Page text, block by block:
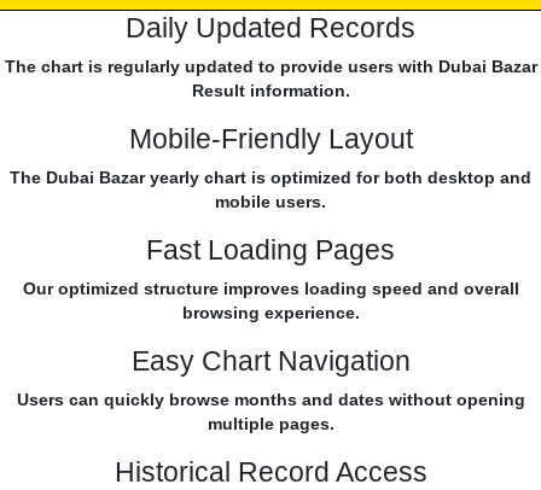
Daily Updated Records
The chart is regularly updated to provide users with Dubai Bazar
Result information.
Mobile-Friendly Layout
The Dubai Bazar yearly chart is optimized for both desktop and
mobile users.
Fast Loading Pages
Our optimized structure improves loading speed and overall
browsing experience.
Easy Chart Navigation
Users can quickly browse months and dates without opening
multiple pages.
Historical Record Access